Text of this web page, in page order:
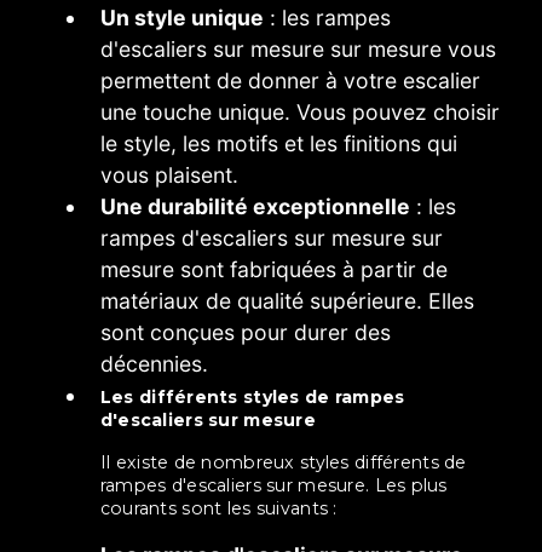
Un style unique : les rampes
d'escaliers sur mesure sur mesure vous
permettent de donner à votre escalier
une touche unique. Vous pouvez choisir
le style, les motifs et les finitions qui
vous plaisent.
Une durabilité exceptionnelle : les
rampes d'escaliers sur mesure sur
mesure sont fabriquées à partir de
matériaux de qualité supérieure. Elles
sont conçues pour durer des
décennies.
Les différents styles de rampes
d'escaliers sur mesure
Il existe de nombreux styles différents de
rampes d'escaliers sur mesure. Les plus
courants sont les suivants :